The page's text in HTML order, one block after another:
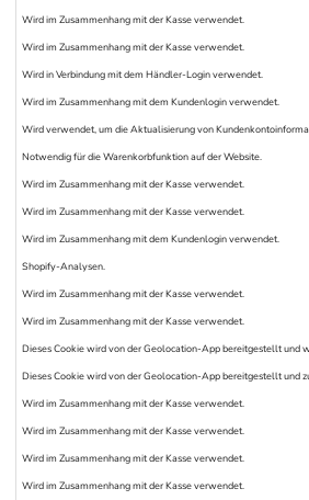
Wird im Zusammenhang mit der Kasse verwendet.
Wird im Zusammenhang mit der Kasse verwendet.
Wird in Verbindung mit dem Händler-Login verwendet.
Wird im Zusammenhang mit dem Kundenlogin verwendet.
Wird verwendet, um die Aktualisierung von
Notwendig für die Warenkorbfunktion auf der Website.
Wird im Zusammenhang mit der Kasse verwendet.
Wird im Zusammenhang mit der Kasse verwendet.
Wird im Zusammenhang mit dem Kundenlogin verwendet.
Shopify-Analysen.
Wird im Zusammenhang mit der Kasse verwendet.
Wird im Zusammenhang mit der Kasse verwendet.
Dieses Cookie wird von der Geolocation-App bereitgestellt und
Dieses Cookie wird von der Geolocation-App bereitgestellt und
Wird im Zusammenhang mit der Kasse verwendet.
Wird im Zusammenhang mit der Kasse verwendet.
Wird im Zusammenhang mit der Kasse verwendet.
Wird im Zusammenhang mit der Kasse verwendet.